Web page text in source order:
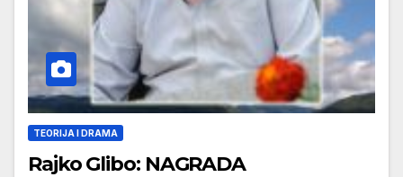
TEORIJA I DRAMA
Rajko Glibo: NAGRADA